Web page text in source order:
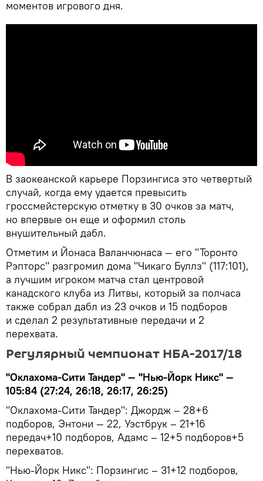
моментов игрового дня.
В заокеанской карьере Порзингиса это четвертый
случай, когда ему удается превысить
гроссмейстерскую отметку в 30 очков за матч,
но впервые он еще и оформил столь
внушительный дабл.
Отметим и Йонаса Валанчюнаса — его "Торонто
Рэпторс" разгромил дома "Чикаго Буллз" (117:101),
а лучшим игроком матча стал центровой
канадского клуба из Литвы, который за полчаса
также собрал дабл из 23 очков и 15 подборов
и сделал 2 результативные передачи и 2
перехвата.
Регулярный чемпионат НБА-2017/18
"Оклахома-Сити Тандер" — "Нью-Йорк Никс" —
105:84 (27:24, 26:18, 26:17, 26:25)
"Оклахома-Сити Тандер": Джордж – 28+6
подборов, Энтони — 22, Уэстбрук – 21+16
передач+10 подборов, Адамс – 12+5 подборов+5
перехватов.
"Нью-Йорк Никс": Порзингис – 31+12 подборов,